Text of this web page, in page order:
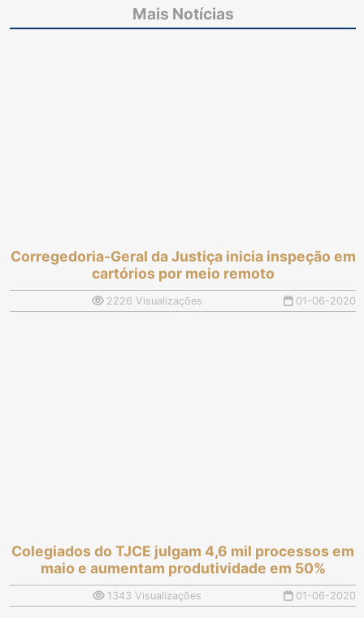
importância das
teleaudiências durante
cuja família enterrou
corpo errado, tramita
Mais Notícias
Corregedoria-Geral da Justiça inicia inspeção em
cartórios por meio remoto
2226 Visualizações 01-06-2020
Colegiados do TJCE julgam 4,6 mil processos em
maio e aumentam produtividade em 50%
1343 Visualizações 01-06-2020